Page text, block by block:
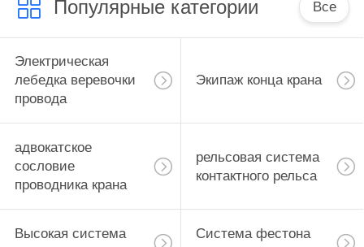
Популярные категории Все
Электрическая
лебедка веревочки
провода
Экипаж конца крана
адвокатское
сословие
проводника крана
рельсовая система
контактного рельса
Высокая система
Система фестона